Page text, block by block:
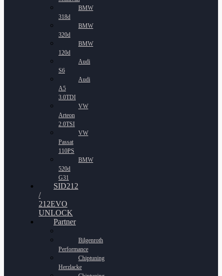
BMW
318d
BMW
320d
BMW
120d
Audi
S6
Audi
A5
3.0TDI
VW
Arteon
2.0TSI
VW
Passat
110PS
BMW
520d
G31
SID212
/
212EVO
UNLOCK
Partner
Bilgenroth
Performance
Chiptuning
Herzlacke